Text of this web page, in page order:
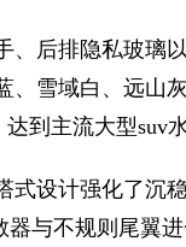
、后排隐私玻璃
、雪域白、远山
达到主流大型suv
式设计强化了沉
与不规则尾翼